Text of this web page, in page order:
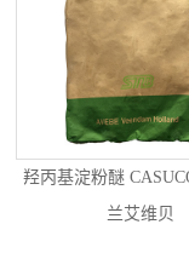
羟丙基淀粉醚
兰艾维贝